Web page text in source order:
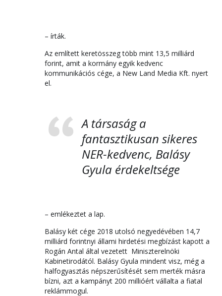
– írták.
Az említett keretösszeg több mint 13,5 milliárd
forint, amit a kormány egyik kedvenc
kommunikációs cége, a New Land Media Kft. nyert
el.
A társaság a
fantasztikusan sikeres
NER-kedvenc, Balásy
Gyula érdekeltsége
– emlékeztet a lap.
Balásy két cége 2018 utolsó negyedévében 14,7
milliárd forintnyi állami hirdetési megbízást kapott a
Rogán Antal által vezetett Miniszterelnöki
Kabinetirodától. Balásy Gyula mindent visz, még a
halfogyasztás népszerűsítését sem merték másra
bízni, azt a kampányt 200 millióért vállalta a fiatal
reklámmogul.